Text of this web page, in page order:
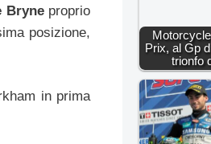
Bryneproprio
posizione,
in prima
Prix, al Gp
trionfo